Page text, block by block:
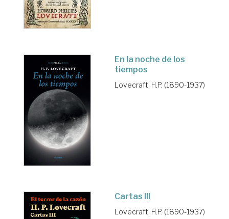
En la noche de los
tiempos
Lovecraft, H.P. (1890-1937)
Cartas III
Lovecraft, H.P. (1890-1937)